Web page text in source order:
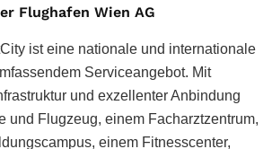
Flughafen Wien AG
ist eine nationale und internationale
Serviceangebot. Mit
und exzellenter Anbindung
und Flugzeug, einem Facharztzentrum,
einem Fitnesscenter,